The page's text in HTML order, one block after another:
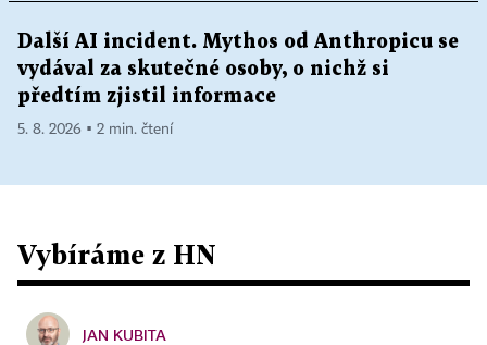
Další AI incident. Mythos od Anthropicu se
vydával za skutečné osoby, o nichž si
předtím zjistil informace
5. 8. 2026 ▪ 2 min. čtení
Vybíráme z HN
JAN KUBITA